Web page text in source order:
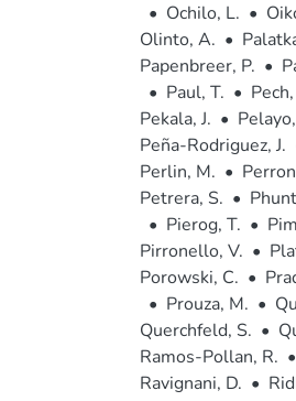
• Ochilo, L. •
Olinto, A. •
Papenbreer, P. •
• Paul, T. •
Pekala, J. •
Peña-Rodriguez, J.
Perlin, M. •
Petrera, S. •
• Pierog, T. •
Pirronello, V. •
Porowski, C. •
• Prouza, M. •
Querchfeld, S. •
Ramos-Pollan, R. •
Ravignani, D. •